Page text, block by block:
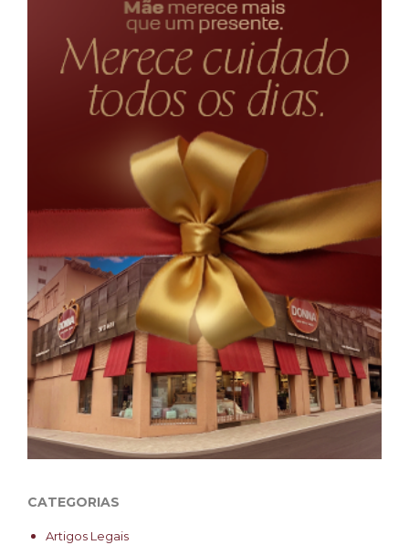
CATEGORIAS
Artigos Legais